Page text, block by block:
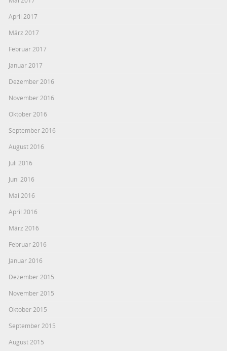
April 2017
März 2017
Februar 2017
Januar 2017
Dezember 2016
November 2016
Oktober 2016
September 2016
August 2016
Juli 2016
Juni 2016
Mai 2016
April 2016
März 2016
Februar 2016
Januar 2016
Dezember 2015
November 2015
Oktober 2015
September 2015
August 2015